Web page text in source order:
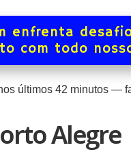
enfrenta
com todo
últimos 42 minutos —
Alegre